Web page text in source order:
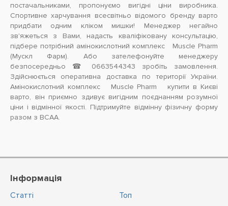
постачальниками, пропонуємо вигідні ціни виробника.
Спортивне харчування всесвітньо відомого бренду варто
придбати одним кліком мишки! Менеджер негайно
зв'яжеться з Вами, надасть кваліфіковану консультацію,
підбере потрібний амінокислотний комплекс Muscle Pharm
(Мускл Фарм). Або зателефонуйте менеджеру
безпосередньо ☎ 0663544343 зробіть замовлення.
Здійснюється оперативна доставка по території України.
Амінокислотний комплекс Muscle Pharm купити в Києві
варто, він приємно здивує вигідним поєднанням розумної
ціни і відмінної якості. Підтримуйте відмінну фізичну форму
разом з BCAA.
Інформація
Статті
Топ